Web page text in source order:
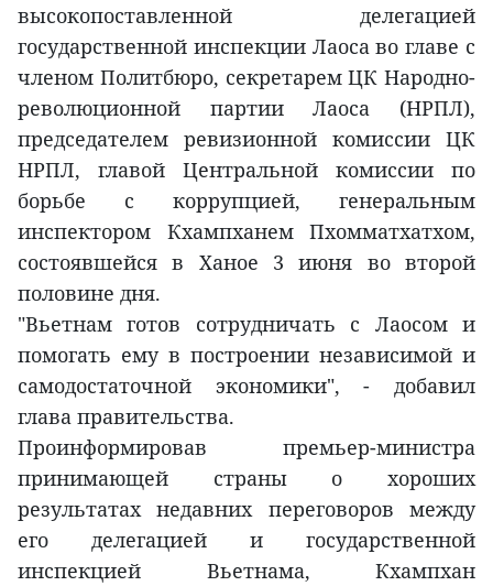
высокопоставленной делегацией
государственной инспекции Лаоса во главе с
членом Политбюро, секретарем ЦК Народно-
революционной партии Лаоса (НРПЛ),
председателем ревизионной комиссии ЦК
НРПЛ, главой Центральной комиссии по
борьбе с коррупцией, генеральным
инспектором Кхампханем Пхомматхатхом,
состоявшейся в Ханое 3 июня во второй
половине дня.
"Вьетнам готов сотрудничать с Лаосом и
помогать ему в построении независимой и
самодостаточной экономики", - добавил
глава правительства.
Проинформировав премьер-министра
принимающей страны о хороших
результатах недавних переговоров между
его делегацией и государственной
инспекцией Вьетнама, Кхампхан